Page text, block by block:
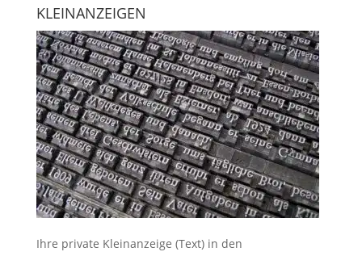
KLEINANZEIGEN
Ihre private Kleinanzeige (Text) in den